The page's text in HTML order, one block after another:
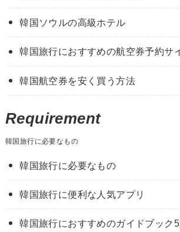
韓国ソウルの高級ホテル
韓国旅行におすすめの航空券予約サ
韓国航空券を安く買う方法
Requirement
韓国旅行に必要なもの
韓国旅行に必要なもの
韓国旅行に便利な人気アプリ
韓国旅行におすすめのガイドブック